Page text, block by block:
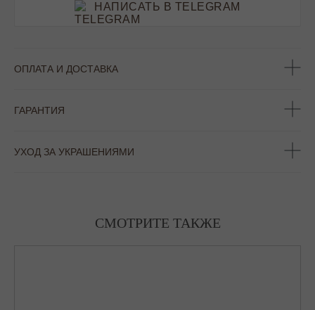
НАПИСАТЬ В TELEGRAM
ОПЛАТА И ДОСТАВКА
ГАРАНТИЯ
УХОД ЗА УКРАШЕНИЯМИ
СМОТРИТЕ ТАКЖЕ